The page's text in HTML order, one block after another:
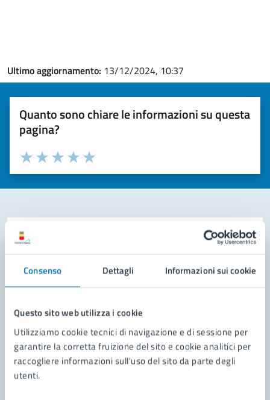
Consenso Dettagli Informazioni sui cookie
Questo sito web utilizza i cookie
Utilizziamo cookie tecnici di navigazione e di sessione per
garantire la corretta fruizione del sito e cookie analitici per
raccogliere informazioni sull'uso del sito da parte degli
utenti.
Ultimo aggiornamento: 13/12/2024, 10:37
Quanto sono chiare le informazioni su questa
pagina?
Valuta la chiarezza delle informazioni (da 1 a 5 stelle)
Seleziona il numero di stelle per valutare la chiarezza delle
Valuta 5 stelle su 5
Valuta 4 stelle su 5
Valuta 3 stelle su 5
Valuta 2 stelle su 5
Valuta 1 stelle su 5
Contatta il comune
Leggi le domande frequenti
Richiedi assistenza
Prenota appuntamento
Problemi in città
Segnala disservizio